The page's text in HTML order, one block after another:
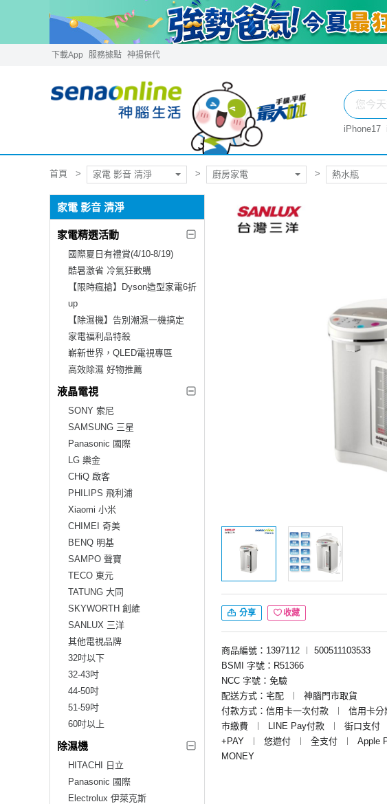
下載App 服務據點 神揚保代
iPhone17
首頁 家電 影音 清淨 廚房家電 熱水瓶
家電 影音 清淨
家電精選活動
國際夏日有禮賞(4/10-8/19)
酷暑激省 冷氣狂歡購
【限時瘋搶】Dyson造型家電6折
up
【除濕機】告別潮濕一機搞定
家電福利品特殺
嶄新世界，QLED電視專區
高效除濕 好物推薦
液晶電視
SONY 索尼
SAMSUNG 三星
Panasonic 國際
LG 樂金
CHiQ 啟客
PHILIPS 飛利浦
Xiaomi 小米
CHIMEI 奇美
BENQ 明基
SAMPO 聲寶
TECO 東元
TATUNG 大同
SKYWORTH 創維
SANLUX 三洋
其他電視品牌
32吋以下
32-43吋
44-50吋
51-59吋
60吋以上
除濕機
HITACHI 日立
Panasonic 國際
Electrolux 伊萊克斯
分享 收藏
商品編號：1397112 ︱
500511103533
BSMI 字號：R51366
NCC 字號：免驗
配送方式：宅配
︱
神腦門市取貨
付款方式：信用卡一次付款
︱ 信用卡分
市繳費
︱ LINE Pay付款 ︱ 街口支付
+PAY
︱ 悠遊付 ︱ 全支付 ︱ Apple
MONEY